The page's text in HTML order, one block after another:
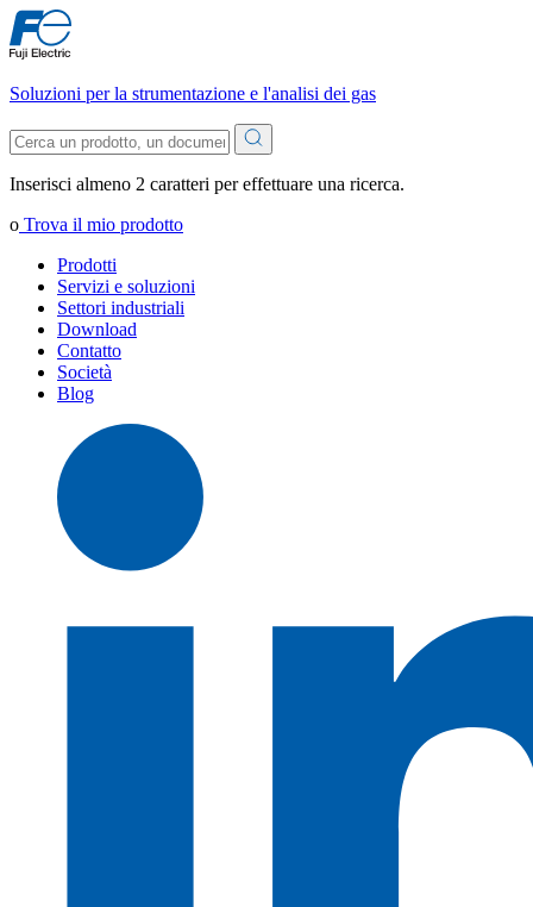
Soluzioni per la strumentazione e l'analisi dei gas
Inserisci almeno 2 caratteri per effettuare una ricerca.
o Trova il mio prodotto
Prodotti
Servizi e soluzioni
Settori industriali
Download
Contatto
Società
Blog